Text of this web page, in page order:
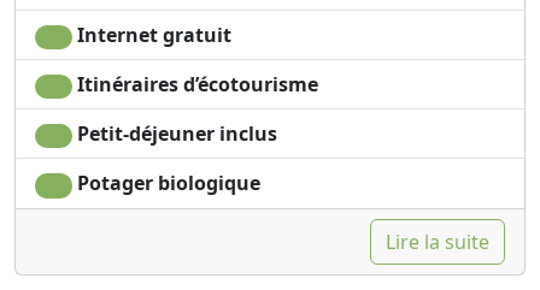
Internet gratuit
Itinéraires d’écotourisme
Petit-déjeuner inclus
Potager biologique
Lire la suite